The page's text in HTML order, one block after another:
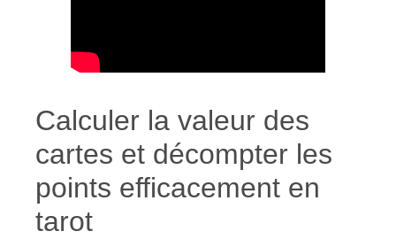
Calculer la valeur des
cartes et décompter les
points efficacement en
tarot